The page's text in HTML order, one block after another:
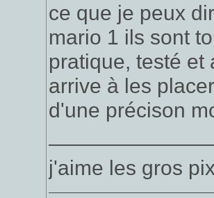
ce que je peux
mario 1 ils sont
pratique, testé et
arrive à les
d'une précison
j'aime les gros